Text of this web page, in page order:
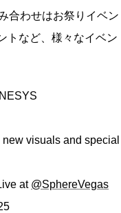
合わせはお祭りイベ
トなど、様々なイベ
visuals and special
at @SphereVegas